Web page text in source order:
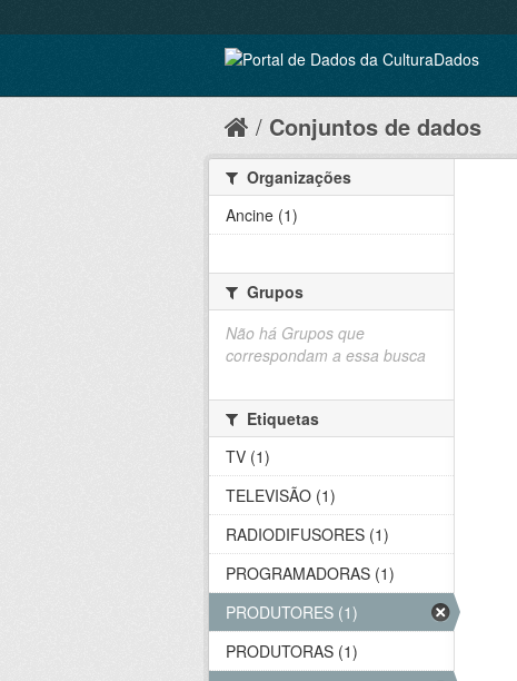
Conjuntos de dados
Organizações
Ancine (1)
Grupos
Não há Grupos que
correspondam a essa busca
Etiquetas
TV (1)
TELEVISÃO (1)
RADIODIFUSORES (1)
PROGRAMADORAS (1)
PRODUTORES (1)
PRODUTORAS (1)